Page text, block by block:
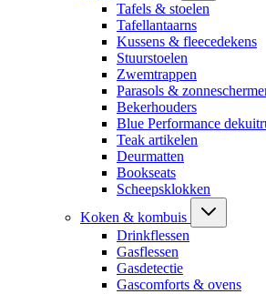
Tafels & stoelen
Tafellantaarns
Kussens & fleecedekens
Stuurstoelen
Zwemtrappen
Parasols &
Bekerhouders
Blue Performance
Teak artikelen
Deurmatten
Bookseats
Scheepsklokken
Koken & kombuis
Drinkflessen
Gasflessen
Gasdetectie
Gascomforts & ovens